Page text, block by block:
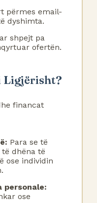
përmes email-
dyshimta.
shpejt pa
ofertën.
Ligjërisht?
financat
Para se të
të dhëna të
ose individin
personale:
ose